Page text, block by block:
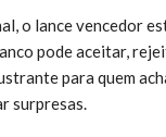
o lance vencedor
pode aceitar,
para quem
surpresas.